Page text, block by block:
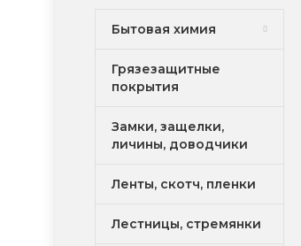
Бытовая химия
Грязезащитные
покрытия
Замки, защелки,
личины, доводчики
Ленты, скотч, пленки
Лестницы, стремянки